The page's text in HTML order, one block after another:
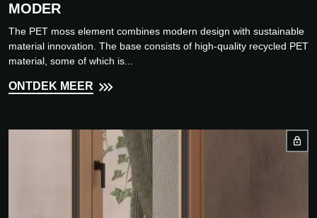
MODER
The PET moss element combines modern design with sustainable
material innovation. The base consists of high-quality recycled PET
material, some of which is...
ONTDEK MEER